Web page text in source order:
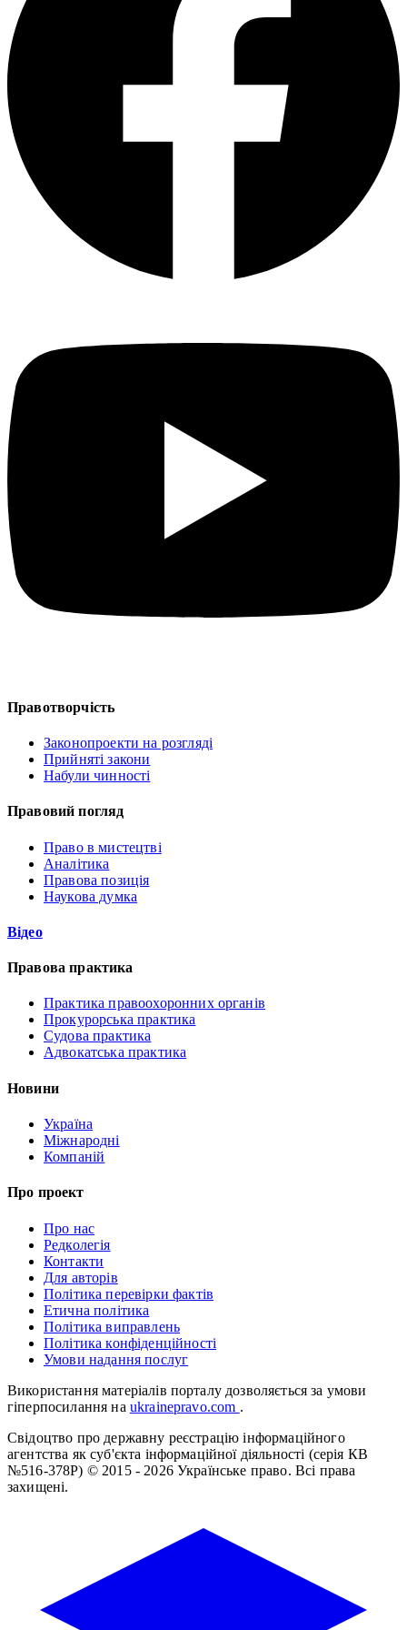
Правотворчість
Законопроекти на розгляді
Прийняті закони
Набули чинності
Правовий погляд
Право в мистецтві
Аналітика
Правова позиція
Наукова думка
Відео
Правова практика
Практика правоохоронних органів
Прокурорська практика
Судова практика
Адвокатська практика
Новини
Україна
Міжнародні
Компаній
Про проект
Про нас
Редколегія
Контакти
Для авторів
Політика перевірки фактів
Етична політика
Політика виправлень
Політика конфіденційності
Умови надання послуг
Використання матеріалів порталу дозволяється за умови
гіперпосилання на ukrainepravo.com .
Свідоцтво про державну реєстрацію інформаційного
агентства як суб'єкта інформаційної діяльності (серія КВ
№516-378Р) © 2015 - 2026 Українське право. Всі права
захищені.